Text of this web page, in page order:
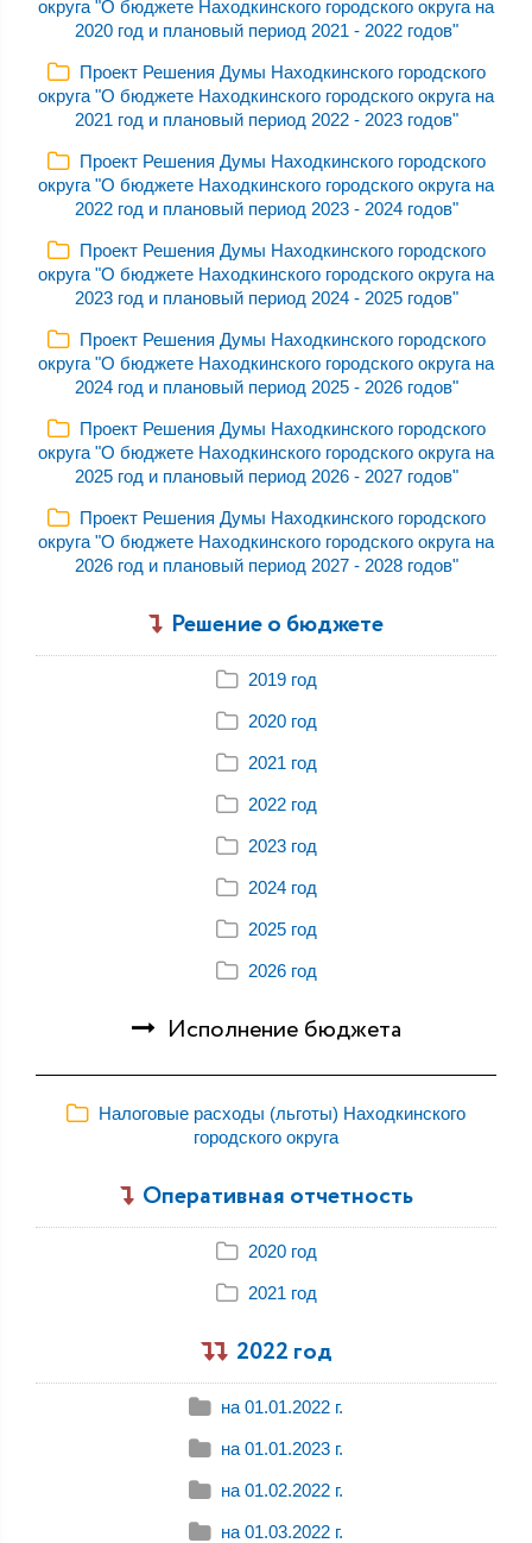
округа "О бюджете Находкинского городского округа на
2020 год и плановый период 2021 - 2022 годов"
Проект Решения Думы Находкинского городского
округа "О бюджете Находкинского городского округа на
2021 год и плановый период 2022 - 2023 годов"
Проект Решения Думы Находкинского городского
округа "О бюджете Находкинского городского округа на
2022 год и плановый период 2023 - 2024 годов"
Проект Решения Думы Находкинского городского
округа "О бюджете Находкинского городского округа на
2023 год и плановый период 2024 - 2025 годов"
Проект Решения Думы Находкинского городского
округа "О бюджете Находкинского городского округа на
2024 год и плановый период 2025 - 2026 годов"
Проект Решения Думы Находкинского городского
округа "О бюджете Находкинского городского округа на
2025 год и плановый период 2026 - 2027 годов"
Проект Решения Думы Находкинского городского
округа "О бюджете Находкинского городского округа на
2026 год и плановый период 2027 - 2028 годов"
Решение о бюджете
2019 год
2020 год
2021 год
2022 год
2023 год
2024 год
2025 год
2026 год
Исполнение бюджета
Налоговые расходы (льготы) Находкинского
городского округа
Оперативная отчетность
2020 год
2021 год
2022 год
на 01.01.2022 г.
на 01.01.2023 г.
на 01.02.2022 г.
на 01.03.2022 г.